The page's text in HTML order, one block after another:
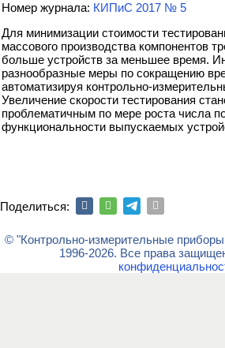
Номер журнала: КИПиС 2017 № 5
Для минимизации стоимости
массового производства компонентов
больше устройств за меньшее время.
разнообразные меры по сокращению
автоматизируя контрольно-
Увеличение скорости тестирования
проблематичным по мере роста числа
функциональности выпускаемых
Поделиться:
© "Контрольно-измерительные
1996-2026. Все права